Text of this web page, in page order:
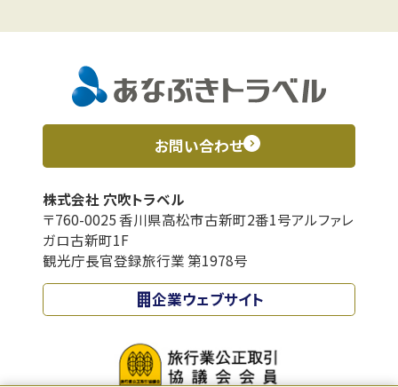
お問い合わせ
株式会社 穴吹トラベル
〒760-0025 香川県高松市古新町2番1号アルファレ
ガロ古新町1F
観光庁長官登録旅行業 第1978号
企業ウェブサイト